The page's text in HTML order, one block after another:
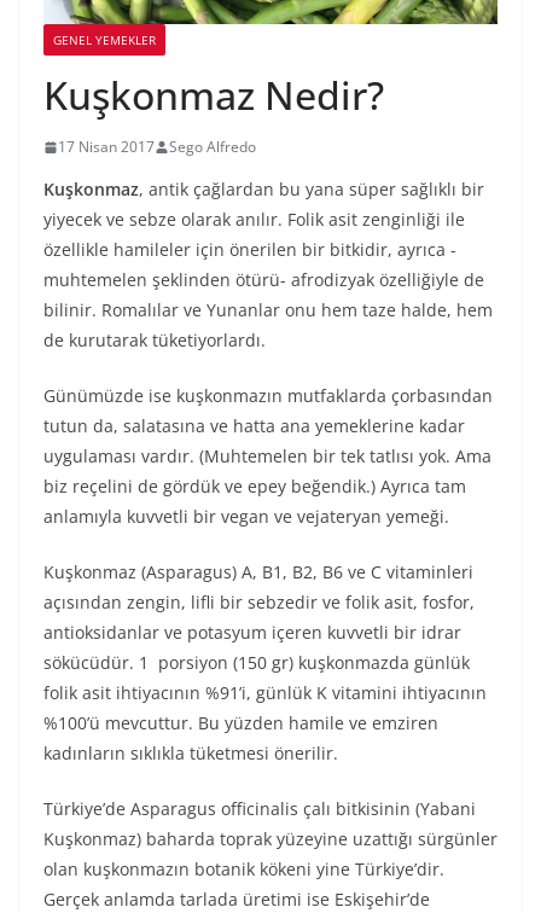
GENEL YEMEKLER
Kuşkonmaz Nedir?
17 Nisan 2017 Sego Alfredo
Kuşkonmaz, antik çağlardan bu yana süper sağlıklı bir
yiyecek ve sebze olarak anılır. Folik asit zenginliği ile
özellikle hamileler için önerilen bir bitkidir, ayrıca -
muhtemelen şeklinden ötürü- afrodizyak özelliğiyle de
bilinir. Romalılar ve Yunanlar onu hem taze halde, hem
de kurutarak tüketiyorlardı.
Günümüzde ise kuşkonmazın mutfaklarda çorbasından
tutun da, salatasına ve hatta ana yemeklerine kadar
uygulaması vardır. (Muhtemelen bir tek tatlısı yok. Ama
biz reçelini de gördük ve epey beğendik.) Ayrıca tam
anlamıyla kuvvetli bir vegan ve vejateryan yemeği.
Kuşkonmaz (Asparagus) A, B1, B2, B6 ve C vitaminleri
açısından zengin, lifli bir sebzedir ve folik asit, fosfor,
antioksidanlar ve potasyum içeren kuvvetli bir idrar
sökücüdür. 1 porsiyon (150 gr) kuşkonmazda günlük
folik asit ihtiyacının %91’i, günlük K vitamini ihtiyacının
%100’ü mevcuttur. Bu yüzden hamile ve emziren
kadınların sıklıkla tüketmesi önerilir.
Türkiye’de Asparagus officinalis çalı bitkisinin (Yabani
Kuşkonmaz) baharda toprak yüzeyine uzattığı sürgünler
olan kuşkonmazın botanik kökeni yine Türkiye’dir.
Gerçek anlamda tarlada üretimi ise Eskişehir’de